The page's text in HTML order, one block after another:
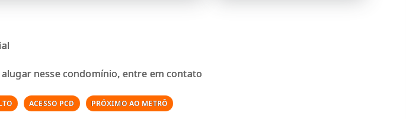
nesse condomínio, entre em contato
ACESSO PCD PRÓXIMO AO METRÔ